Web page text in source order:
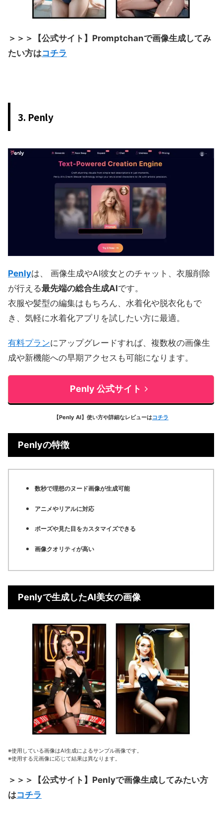
＞＞＞【公式サイト】Promptchanで画像生成してみ
たい方はコチラ
3. Penly
Penlyは、 画像生成やAI彼女とのチャット、衣服削除
が行える最先端の総合生成AIです。
衣服や髪型の編集はもちろん、水着化や脱衣化もで
き、気軽に水着化アプリを試したい方に最適。
有料プランにアップグレードすれば、複数枚の画像生
成や新機能への早期アクセスも可能になります。
Penly 公式サイト
【Penly AI】使い方や詳細なレビューはコチラ
Penlyの特徴
数秒で理想のヌード画像が生成可能
アニメやリアルに対応
ポーズや見た目をカスタマイズできる
画像クオリティが高い
Penlyで生成したAI美女の画像
※使用している画像はAI生成によるサンプル画像です。
※使用する元画像に応じて結果は異なります。
＞＞＞【公式サイト】Penlyで画像生成してみたい方
はコチラ